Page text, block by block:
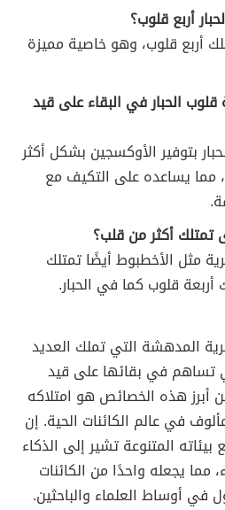
أربع قلوب، وهو خاصية مميزة
الحبار في البقاء على قيد
بتوفير الأوكسجين بشكل أكثر
مما يساعده على التكيف مع
مثل الأخطبوط أيضًا تمتلك
أربعة قلوب كما في الحبار.
المدهشة التي تملك العديد
تساهم في بقائها على قيد
أبرز هذه الخصائص هو امتلاكه
في عالم الكائنات الحية. إن
المتنوعة تشير إلى الذكاء
مما يجعله واحدًا من الكائنات
في أوساط العلماء والباحثين.